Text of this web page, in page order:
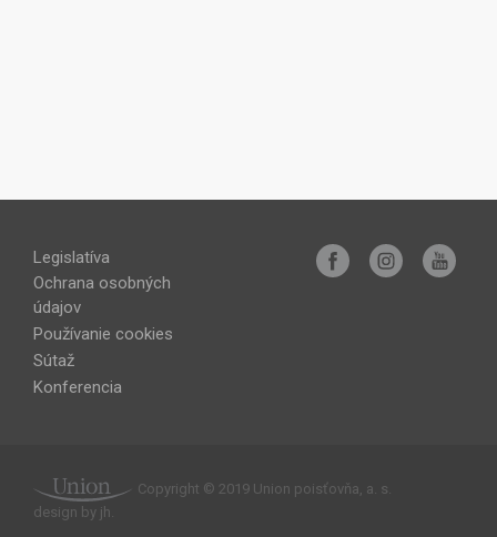
Legislatíva
Ochrana osobných
údajov
Používanie cookies
Sútaž
Konferencia
Copyright © 2019 Union poisťovňa, a. s.
design by jh.